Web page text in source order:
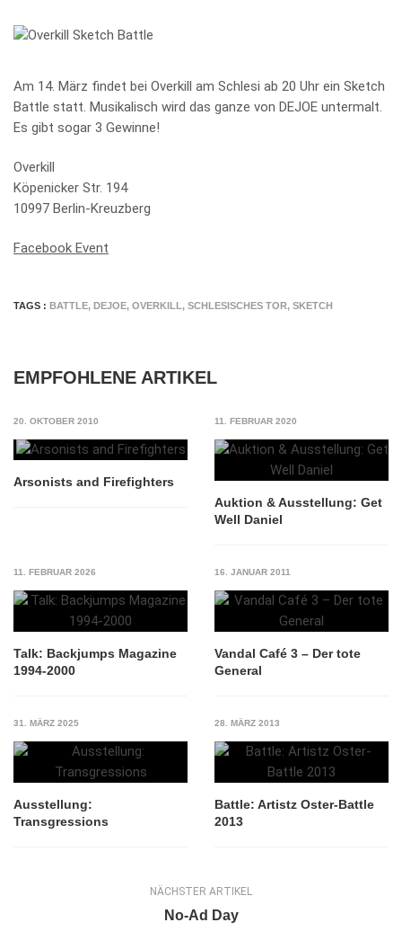
Am 14. März findet bei Overkill am Schlesi ab 20 Uhr ein Sketch
Battle statt. Musikalisch wird das ganze von DEJOE untermalt.
Es gibt sogar 3 Gewinne!
Overkill
Köpenicker Str. 194
10997 Berlin-Kreuzberg
Facebook Event
TAGS : BATTLE, DEJOE, OVERKILL , SCHLESISCHES TOR, SKETCH
EMPFOHLENE ARTIKEL
20. OKTOBER 2010
Arsonists and Firefighters
11. FEBRUAR 2020
Auktion & Ausstellung: Get
Well Daniel
11. FEBRUAR 2026
Talk: Backjumps Magazine
1994-2000
16. JANUAR 2011
Vandal Café 3 – Der tote
General
31. MÄRZ 2025
Ausstellung:
Transgressions
28. MÄRZ 2013
Battle: Artistz Oster-Battle
2013
NÄCHSTER ARTIKEL
No-Ad Day